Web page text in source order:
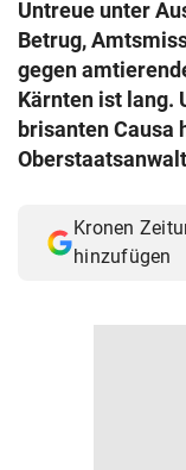
Untreue unter
Betrug,
gegen
Kärnten ist lang.
brisanten Causa
Kronen
hinzufügen